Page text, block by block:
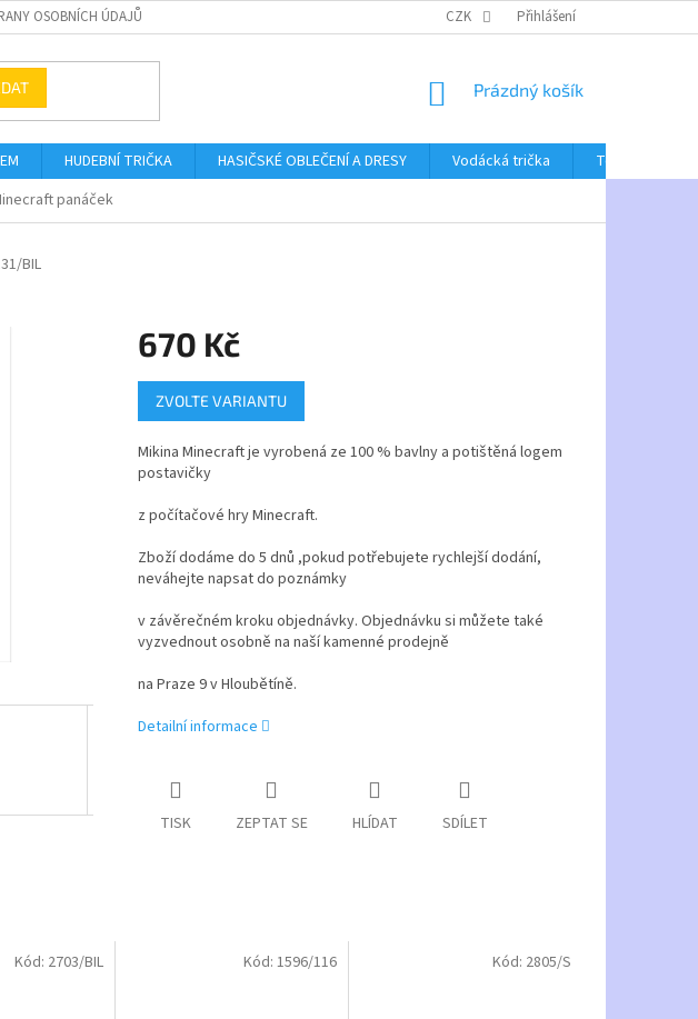
OSOBNÍCH ÚDAJŮ CZK Přihlášení
NÁKUPNÍ
Prázdný košík
HUDEBNÍ TRIČKA HASIČSKÉ OBLEČENÍ A DRESY Vodácká trička
Textil bez
panáček
BIL
670 Kč
Měrná
cena:
ZVOLTE VARIANTU
Mikina Minecraft je vyrobená ze 100 % bavlny a potištěná logem
postavičky
z počítačové hry Minecraft.
Zboží dodáme do 5 dnů ,pokud potřebujete rychlejší dodání,
neváhejte napsat do poznámky
v závěrečném kroku objednávky. Objednávku si můžete také
vyzvednout osobně na naší kamenné prodejně
na Praze 9 v Hloubětíně.
Detailní informace
TISK ZEPTAT SE HLÍDAT SDÍLET
Kód: 2703/BIL Kód:1596/116 Kód: 2805/S